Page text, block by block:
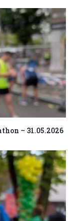
– 31.05.2026